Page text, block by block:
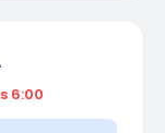
6:00